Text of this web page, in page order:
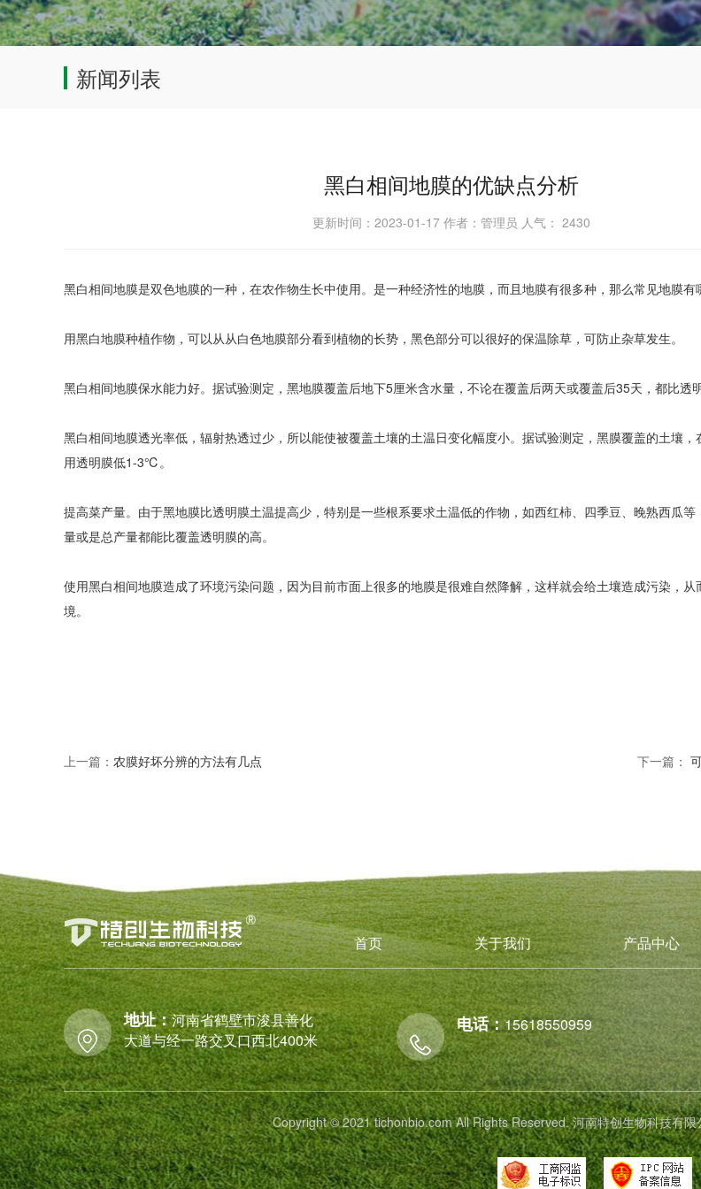
新闻列表
黑白相间地膜的优缺点分析
更新时间：2023-01-17 作者：管理员 人气： 2430
黑白相间地膜是双色地膜的一种，在农作物生长中使用。是一种经济性的地膜，而且地膜有很多种，那么常见地膜有
用黑白地膜种植作物，可以从从白色地膜部分看到植物的长势，黑色部分可以很好的保温除草，可防止杂草发生。
黑白相间地膜保水能力好。据试验测定，黑地膜覆盖后地下5厘米含水量，不论在覆盖后两天或覆盖后35天，都比透
黑白相间地膜透光率低，辐射热透过少，所以能使被覆盖土壤的土温日变化幅度小。据试验测定，黑膜覆盖的土壤
用透明膜低1-3℃。
提高菜产量。由于黑地膜比透明膜土温提高少，特别是一些根系要求土温低的作物，如西红柿、四季豆、晚熟西瓜
量或是总产量都能比覆盖透明膜的高。
使用黑白相间地膜造成了环境污染问题，因为目前市面上很多的地膜是很难自然降解，这样就会给土壤造成污染，
境。
上一篇： 农膜好坏分辨的方法有几点 下一篇：
首页 关于我们 产品中心
地址：河南省鹤壁市浚县善化
大道与经一路交叉口西北400米
电话：15618550959
Copyright © 2021 tichonbio.com All Rights Reserved. 河南特创生物科技有